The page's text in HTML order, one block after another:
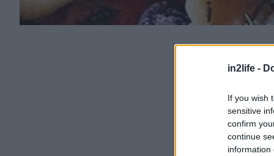
in2life -
If you wish
sensitive
confirm
continue
information